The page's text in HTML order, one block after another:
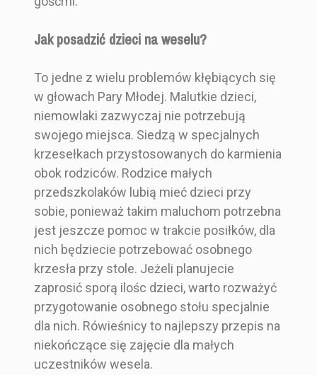
Jak posadzić dzieci na weselu?
To jedne z wielu problemów kłębiących się
w głowach Pary Młodej. Malutkie dzieci,
niemowlaki zazwyczaj nie potrzebują
swojego miejsca. Siedzą w specjalnych
krzesełkach przystosowanych do karmienia
obok rodziców. Rodzice małych
przedszkolaków lubią mieć dzieci przy
sobie, ponieważ takim maluchom potrzebna
jest jeszcze pomoc w trakcie posiłków, dla
nich będziecie potrzebować osobnego
krzesła przy stole. Jeżeli planujecie
zaprosić sporą ilośc dzieci, warto rozważyć
przygotowanie osobnego stołu specjalnie
dla nich. Rówieśnicy to najlepszy przepis na
niekończące się zajęcie dla małych
uczestników wesela.